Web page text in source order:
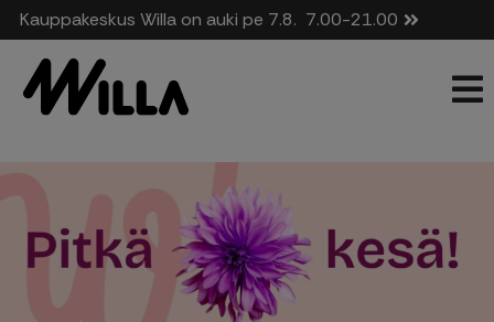
Kauppakeskus Willa on auki pe 7.8. 7.00-21.00